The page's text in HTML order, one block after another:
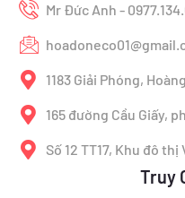
Mr Đức Anh -
1183 Giải Phóng,
165 đường Cầu Giấy,
Số 12 TT17, Khu đô
Truy